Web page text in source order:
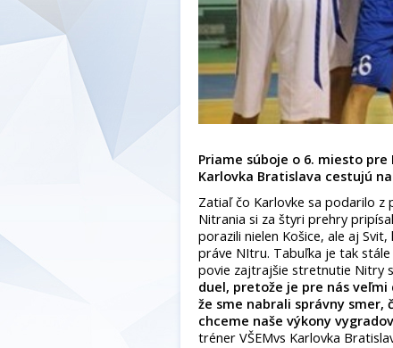
Priame súboje o 6. miesto pre
Karlovka Bratislava cestujú
Zatiaľ čo Karlovke sa podarilo z
Nitrania si za štyri prehry
porazili nielen Košice, ale aj
práve NItru. Tabuľka je tak
povie zajtrajšie stretnutie Nitry
duel, pretože je pre nás veľmi
že sme nabrali správny smer,
chceme naše výkony
tréner VŠEMvs Karlovka